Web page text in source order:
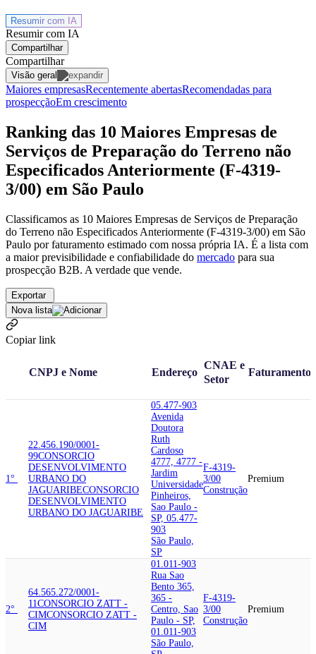
Resumir com IA
Resumir com IA
Compartilhar
Compartilhar
Visão geral
Maiores empresasRecentemente abertasRecomendadas para
prospecçãoEm crescimento
Ranking das 10 Maiores Empresas de
Serviços de Preparação do Terreno não
Especificados Anteriormente (F-4319-
3/00) em São Paulo
Classificamos as 10 Maiores Empresas de Serviços de Preparação
do Terreno não Especificados Anteriormente (F-4319-3/00) em São
Paulo por faturamento estimado com nossa própria IA. É a lista com
a maior previsibilidade e confiabilidade do mercado para sua
prospecção B2B. A verdade que vende.
Exportar
Nova lista
Copiar link
CNPJ e Nome Endereço
CNAE e
Setor
Faturamento
1°
22.456.190/0001-
99CONSORCIO
DESENVOLVIMENTO
URBANO DO
JAGUARIBECONSORCIO
DESENVOLVIMENTO
URBANO DO JAGUARIBE
05.477-903
Avenida
Doutora
Ruth
Cardoso
4777, 4777 -
Jardim
Universidade
Pinheiros,
Sao Paulo -
SP, 05.477-
903
São Paulo,
SP
F-4319-
3/00
Construção
Premium
2°
64.565.272/0001-
11CONSORCIO ZATT -
CIMCONSORCIO ZATT -
CIM
01.011-903
Rua Sao
Bento 365,
365 -
Centro, Sao
Paulo - SP,
01.011-903
São Paulo,
F-4319-
3/00
Construção
Premium